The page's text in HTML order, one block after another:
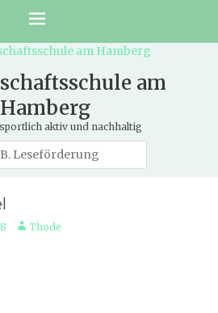
am
Hamberg
aktiv und nachhaltig
AutorThode